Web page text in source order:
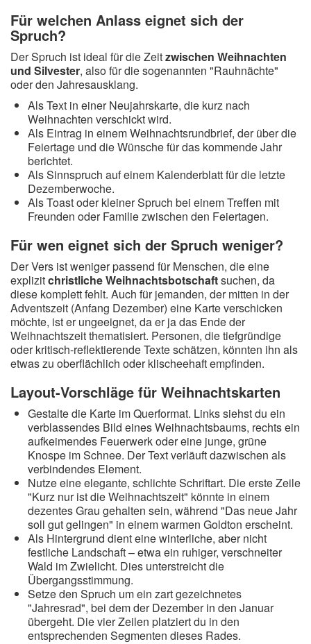
Für welchen Anlass eignet sich der
Spruch?
Der Spruch ist ideal für die Zeitzwischen Weihnachten
und Silvester, also für die sogenannten "Rauhnächte"
oder den Jahresausklang.
Als Text in einer Neujahrskarte, die kurz nach
Weihnachten verschickt wird.
Als Eintrag in einem Weihnachtsrundbrief, der über die
Feiertage und die Wünsche für das kommende Jahr
berichtet.
Als Sinnspruch auf einem Kalenderblatt für die letzte
Dezemberwoche.
Als Toast oder kleiner Spruch bei einem Treffen mit
Freunden oder Familie zwischen den Feiertagen.
Für wen eignet sich der Spruch weniger?
Der Vers ist weniger passend für Menschen, die eine
explizitchristliche Weihnachtsbotschaftsuchen, da
diese komplett fehlt. Auch für jemanden, der mitten in der
Adventszeit (Anfang Dezember) eine Karte verschicken
möchte, ist er ungeeignet, da er ja das Ende der
Weihnachtszeit thematisiert. Personen, die tiefgründige
oder kritisch-reflektierende Texte schätzen, könnten ihn als
etwas zu oberflächlich oder klischeehaft empfinden.
Layout-Vorschläge für Weihnachtskarten
Gestalte die Karte im Querformat. Links siehst du ein
verblassendes Bild eines Weihnachtsbaums, rechts ein
aufkeimendes Feuerwerk oder eine junge, grüne
Knospe im Schnee. Der Text verläuft dazwischen als
verbindendes Element.
Nutze eine elegante, schlichte Schriftart. Die erste Zeile
"Kurz nur ist die Weihnachtszeit" könnte in einem
dezentes Grau gehalten sein, während "Das neue Jahr
soll gut gelingen" in einem warmen Goldton erscheint.
Als Hintergrund dient eine winterliche, aber nicht
festliche Landschaft – etwa ein ruhiger, verschneiter
Wald im Zwielicht. Dies unterstreicht die
Übergangsstimmung.
Setze den Spruch um ein zart gezeichnetes
"Jahresrad", bei dem der Dezember in den Januar
übergeht. Die vier Zeilen platziert du in den
entsprechenden Segmenten dieses Rades.